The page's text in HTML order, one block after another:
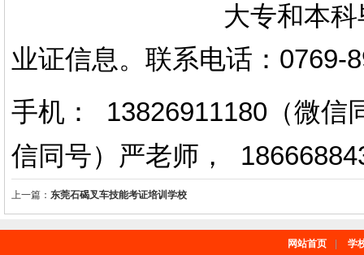
大专和本科毕业证
业证信息。 联系电话 ： 0769-
手机： 13826911180（微信
信同号）严老师 ，
上一篇： 东莞石碣叉车技能考证培训学校​
网站首页 学